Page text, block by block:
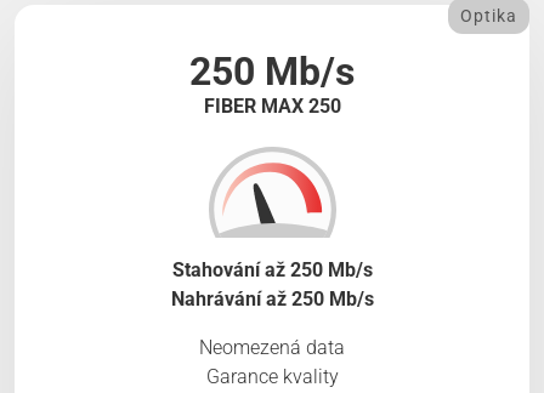
250 Mb/s
FIBER MAX 250
Optika
Stahování až 250 Mb/s
Nahrávání až 250 Mb/s
Neomezená data
Garance kvality